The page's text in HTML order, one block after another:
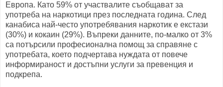
Европа. Като 59% от участвалите съобщават за
употреба на наркотици през последната година. След
канабиса най-често употребявания наркотик е екстази
(30%) и кокаин (29%). Въпреки данните, по-малко от 3%
са потърсили професионална помощ за справяне с
употребата, което подчертава нуждата от повече
информираност и достъпни услуги за превенция и
подкрепа.